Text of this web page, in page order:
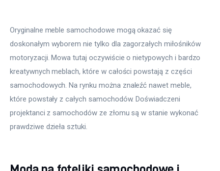
Oryginalne meble samochodowe mogą okazać się
doskonałym wyborem nie tylko dla zagorzałych miłośników
motoryzacji. Mowa tutaj oczywiście o nietypowych i bardzo
kreatywnych meblach, które w całości powstają z części
samochodowych. Na rynku można znaleźć nawet meble,
które powstały z całych samochodów. Doświadczeni
projektanci z samochodów ze złomu są w stanie wykonać
prawdziwe dzieła sztuki.